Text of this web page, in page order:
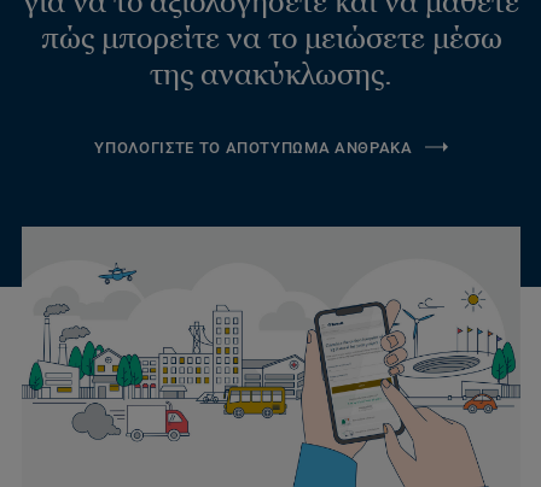
πώς μπορείτε να το μειώσετε μέσω
της ανακύκλωσης.
ΥΠΟΛΟΓΙΣΤΕ ΤΟ ΑΠΟΤΥΠΩΜΑ ΑΝΘΡΑΚΑ